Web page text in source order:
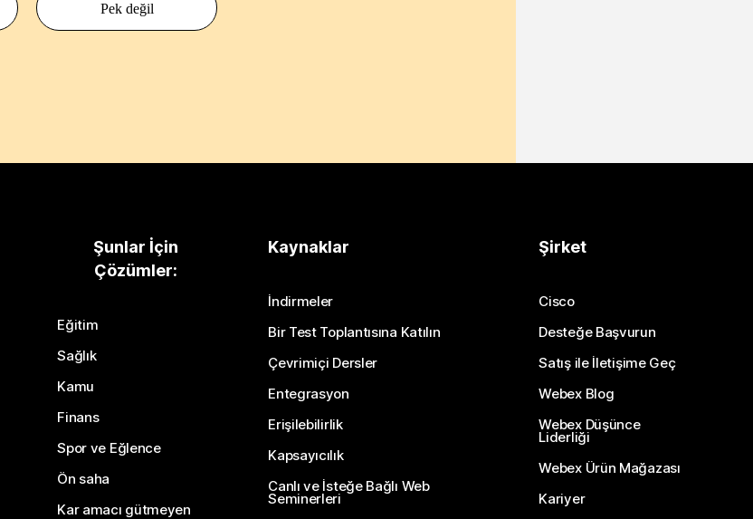
Pek değil
Şunlar İçin
Çözümler:
Eğitim
Sağlık
Kamu
Finans
Spor ve Eğlence
Ön saha
Kar amacı gütmeyen
Kaynaklar
İndirmeler
Bir Test Toplantısına Katılın
Çevrimiçi Dersler
Entegrasyon
Erişilebilirlik
Kapsayıcılık
Canlı ve İsteğe Bağlı Web
Seminerleri
Şirket
Cisco
Desteğe Başvurun
Satış ile İletişime Geç
Webex Blog
Webex Düşünce
Liderliği
Webex Ürün Mağazası
Kariyer